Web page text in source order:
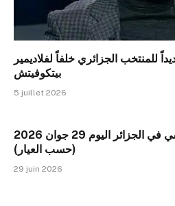
للمنتخب الجزائري خلفاً لفلاديمير
بيتكوفيتش
5 juillet 2026
أسعار شراء الذهب الكاسي في الجزائر اليوم 29 جوان 2026
(حسب العيار)
29 juin 2026